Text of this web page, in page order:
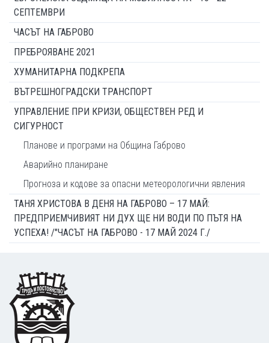
СЕПТЕМВРИ
ЧАСЪТ НА ГАБРОВО
ПРЕБРОЯВАНЕ 2021
ХУМАНИТАРНА ПОДКРЕПА
ВЪТРЕШНОГРАДСКИ ТРАНСПОРТ
УПРАВЛЕНИЕ ПРИ КРИЗИ, ОБЩЕСТВЕН РЕД И
СИГУРНОСТ
Планове и програми на Община Габрово
Аварийно планиране
Прогноза и кодове за опасни метеорологични явления
ТАНЯ ХРИСТОВА В ДЕНЯ НА ГАБРОВО – 17 МАЙ:
ПРЕДПРИЕМЧИВИЯТ НИ ДУХ ЩЕ НИ ВОДИ ПО ПЪТЯ НА
УСПЕХА! /"ЧАСЪТ НА ГАБРОВО - 17 МАЙ 2024 Г./
Footer